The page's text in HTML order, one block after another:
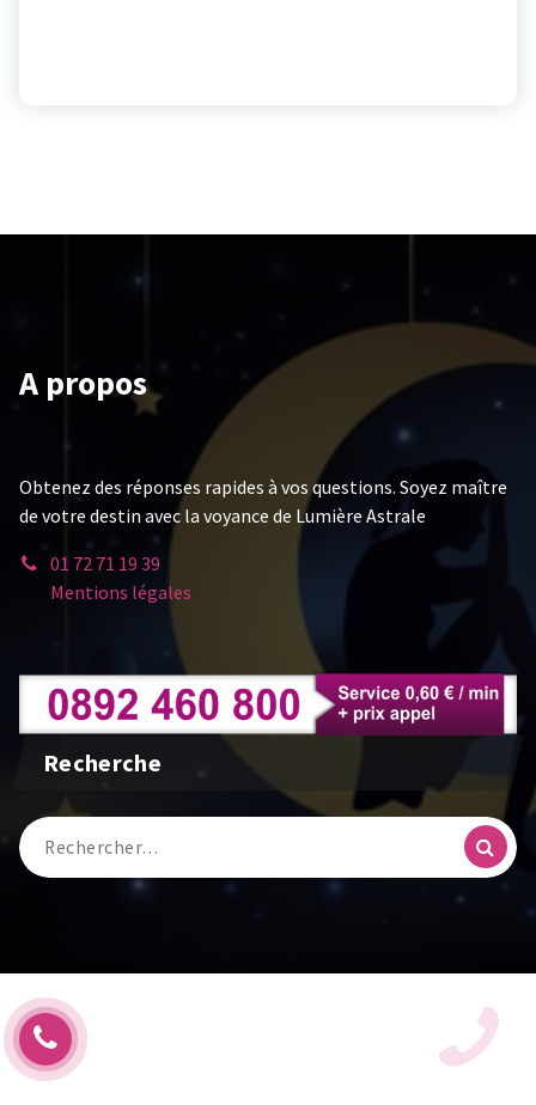
A propos
Obtenez des réponses rapides à vos questions. Soyez maître
de votre destin avec la voyance de Lumière Astrale
01 72 71 19 39
Mentions légales
Recherche
Recherche
pour :